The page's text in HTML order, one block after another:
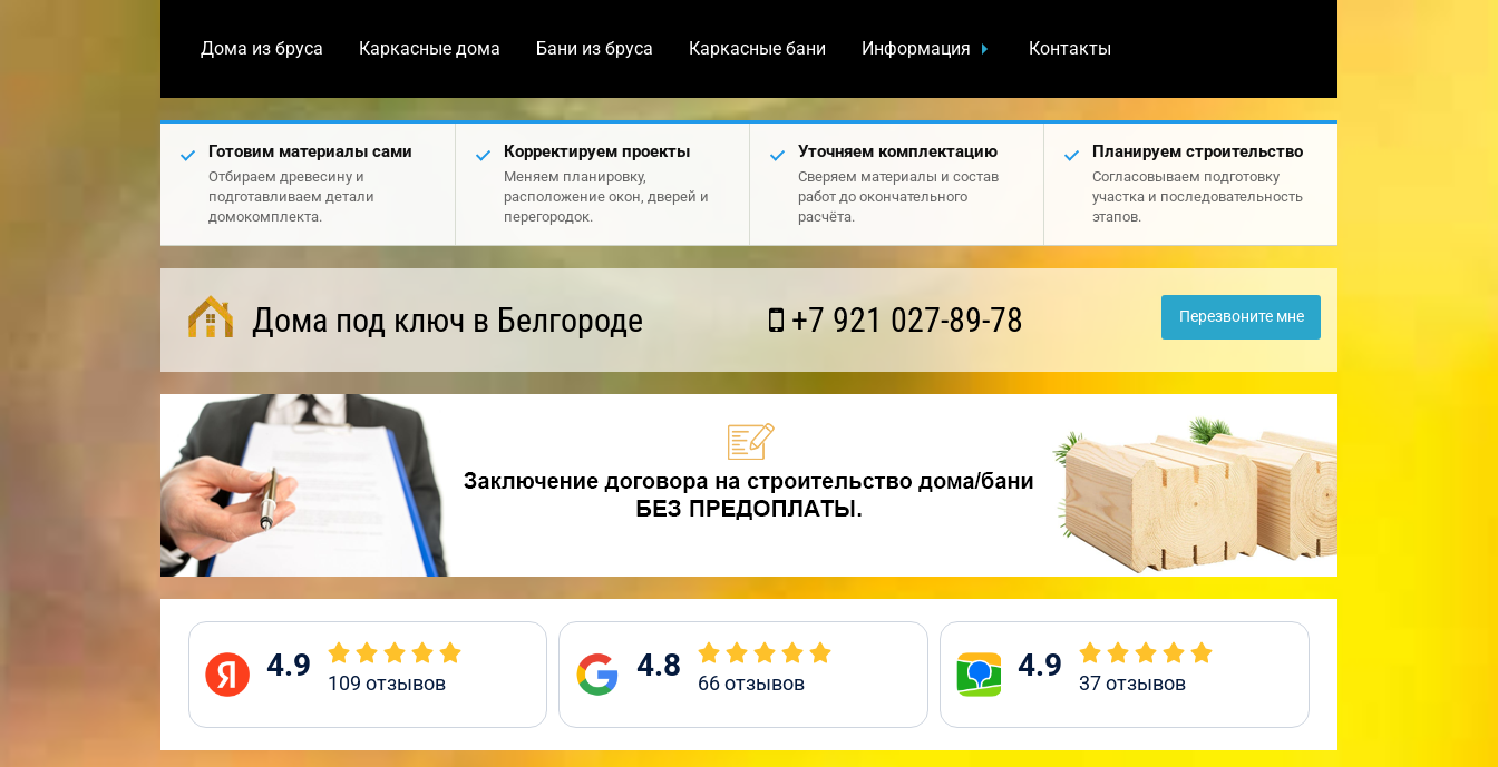
Дома из бруса Каркасные дома Бани из бруса Каркасные бани Информация Контакты
Готовим материалы сами
Отбираем древесину и
подготавливаем детали
домокомплекта.
Корректируем проекты
Меняем планировку,
расположение окон, дверей и
перегородок.
Уточняем комплектацию
Сверяем материалы и состав
работ до окончательного
расчёта.
Планируем строительство
Согласовываем подготовку
участка и последовательность
этапов.
Дома под ключ в Белгороде +7 921 027-89-78 Перезвоните мне
4.9 109 отзывов 4.8 66отзывов 4.9 37отзывов